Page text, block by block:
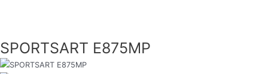
SPORTSART E875MP